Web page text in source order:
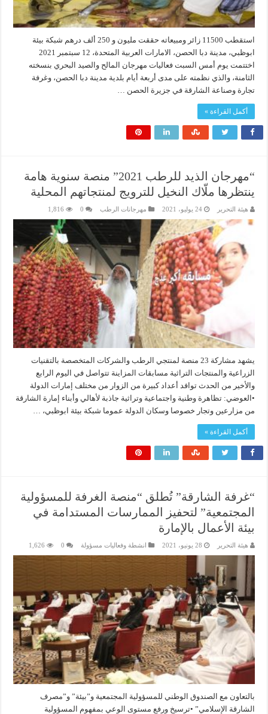
استقطب 11500 زائر ومبيعاته حققت مليون و 250 ألف درهم شبكة بيئة
ابوظبي، مدينة دبا الحصن، الامارات العربية المتحدة، 12 سبتمبر 2021
اختتمت يوم أمس السبت فعاليات مهرجان المالح والصيد البحري بنسخته
الثامنة، والذي نظمته على مدى أربعة أيام بلدية مدينة دبا الحصن، وغرفة
تجارة وصناعة الشارقة في جزيرة الحصن …
أكمل القراءة »
“مهرجان الذيد للرطب 2021” منصة سنوية هامة
ينتظرها ملّاك النخيل للترويج لمنتجاتهم المحلية
هيئة التحرير 24 يوليو، 2021 مهرجانات الرطب 0
1,816
يشهد مشاركة 23 منصة لمنتجي الرطب والشركات المتخصصة بالتقنيات
الزراعية والمنتجات التراثية مسابقات المزاينة تتواصل في اليوم الرابع
والأخير من الحدث توافد أعداد كبيرة من الزوار من مختلف إمارات الدولة
•العوضي: تظاهرة وطنية واجتماعية وتراثية جاذبة لأهالي وأبناء إمارة الشارقة
من مزارعين وتجار خصوصا وسكان الدولة عموما شبكة بيئة ابوظبي، …
أكمل القراءة »
“غرفة الشارقة” تُطلق “منصة الغرفة للمسؤولية
المجتمعية” لتحفيز الممارسات المستدامة في
بيئة الأعمال بالإمارة
هيئة التحرير 28 يونيو، 2021 انشطة وفعاليات مسؤولة 0
1,626
بالتعاون مع الصندوق الوطني للمسؤولية المجتمعية و”بيئة” و”مصرف
الشارقة الإسلامي” •ترسيخ ورفع مستوى الوعي بمفهوم المسؤولية